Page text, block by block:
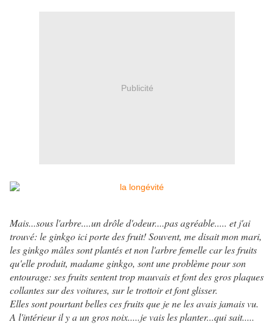
Publicité
Mais...sous l'arbre....un drôle d'odeur....pas agréable..... et j'ai
trouvé: le ginkgo ici porte des fruit! Souvent, me disait mon mari,
les ginkgo mâles sont plantés et non l'arbre femelle car les fruits
qu'elle produit, madame ginkgo, sont une problème pour son
entourage: ses fruits sentent trop mauvais et font des gros plaques
collantes sur des voitures, sur le trottoir et font glisser.
Elles sont pourtant belles ces fruits que je ne les avais jamais vu.
A l'intérieur il y a un gros noix.....je vais les planter...qui sait.....